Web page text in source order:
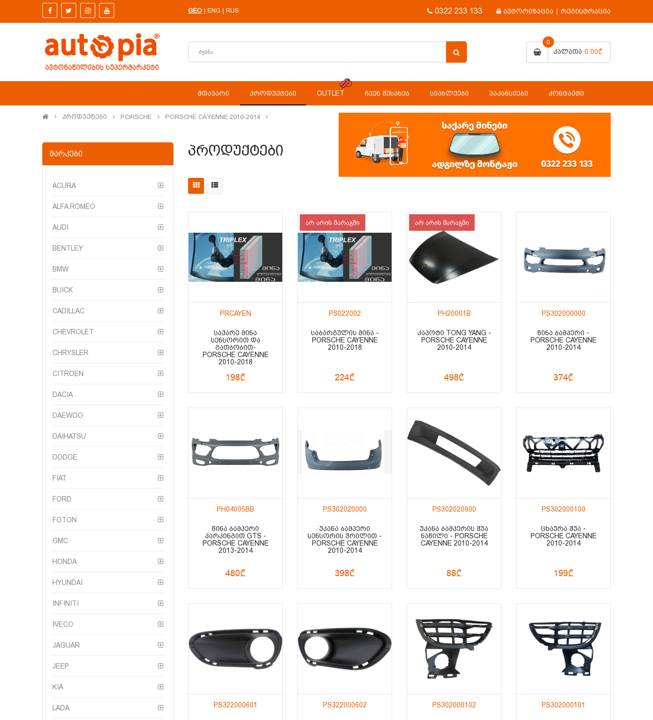
GEO | ENG | RUS 0322 233 133 ავტორიზაცია | რეგისტრაცია
Კალათა
0
0.00₾
ᲛᲗᲐᲕᲐᲠᲘ ᲞᲠᲝᲓᲣᲥᲢᲔᲑᲘ OUTLET ᲩᲕᲔᲜ ᲨᲔᲡᲐᲮᲔᲑ ᲡᲘᲐᲮᲚᲔᲔᲑᲘ ᲕᲐᲙᲐᲜᲡᲘᲔᲑᲘ ᲙᲝᲜᲢᲐᲥᲢᲘ
Პროდუქტები PORSCHE PORSCHE CAYENNE 2010-2014
ᲛᲐᲠᲙᲔᲑᲘ
ACURA
ALFA ROMEO
AUDI
BENTLEY
BMW
BUICK
CADILLAC
CHEVROLET
CHRYSLER
CITROEN
DACIA
DAEWOO
DAIHATSU
DODGE
FIAT
FORD
FOTON
GMC
HONDA
HYUNDAI
INFINITI
IVECO
JAGUAR
JEEP
KIA
LADA
Პროდუქტები
PRCAYEN
ᲡᲐᲥᲐᲠᲔ ᲛᲘᲜᲐ
ᲡᲔᲜᲡᲝᲠᲘᲗ ᲓᲐ
ᲒᲐᲗᲑᲝᲑᲘᲗ-
PORSCHE CAYENNE
2010-2018
198₾
არ არის მარაგში
PS022002
ᲡᲐᲑᲐᲠᲒᲣᲚᲘᲡ ᲛᲘᲜᲐ -
PORSCHE CAYENNE
2010-2018
224₾
არ არის მარაგში
PH20001B
ᲙᲐᲞᲝᲢᲘ TONG YANG -
PORSCHE CAYENNE
2010-2014
498₾
PS302000000
ᲬᲘᲜᲐ ᲑᲐᲛᲞᲔᲠᲘ -
PORSCHE CAYENNE
2010-2014
374₾
PH04005BB
ᲬᲘᲜᲐ ᲑᲐᲛᲞᲔᲠᲘ
ᲞᲐᲠᲙᲘᲜᲒᲘᲗ GTS -
PORSCHE CAYENNE
2013-2014
480₾
PS302020000
ᲣᲙᲐᲜᲐ ᲑᲐᲛᲞᲔᲠᲘ
ᲡᲔᲜᲡᲝᲠᲘᲡ ᲭᲠᲘᲚᲘᲗ -
PORSCHE CAYENNE
2010-2014
398₾
PS302020900
ᲣᲙᲐᲜᲐ ᲑᲐᲛᲞᲔᲠᲘᲡ ᲨᲣᲐ
ᲜᲐᲬᲘᲚᲘ - PORSCHE
CAYENNE 2010-2014
88₾
PS302000100
ᲪᲮᲐᲣᲠᲐ ᲨᲣᲐ -
PORSCHE CAYENNE
2010-2014
199₾
PS322000601 PS322000602 PS302000102 PS302000101